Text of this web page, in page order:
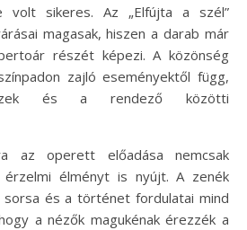
volt sikeres. Az „Elfújta a szél”
magasak, hiszen a darab már
részét képezi. A közönség
zajló eseményektől függ,
és a rendező közötti
az operett előadása nemcsak
érzelmi élményt is nyújt. A zenék
sorsa és a történet fordulatai mind
a nézők magukénak érezzék a